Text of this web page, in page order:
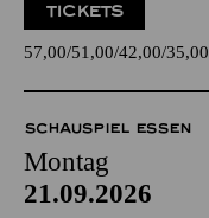
TICKETS
57,00 51,00 42,00 35,00
SCHAUSPIEL ESSEN
Montag
21.09.2026